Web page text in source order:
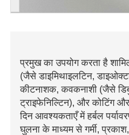
प्रमुख का उपयोग करता है
(जैसे डाइमिथाइलटिन,
कीटनाशक, कवकनाशी (जैसे
ट्राइफेनिल्टिन), और कोटिंग
दिन आवश्यकताएँ में हर्बल
घुलना के माध्यम से गर्मी,